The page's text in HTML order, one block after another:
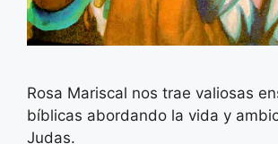
Rosa Mariscal nos trae valiosas
bíblicas abordando la vida y
Judas.